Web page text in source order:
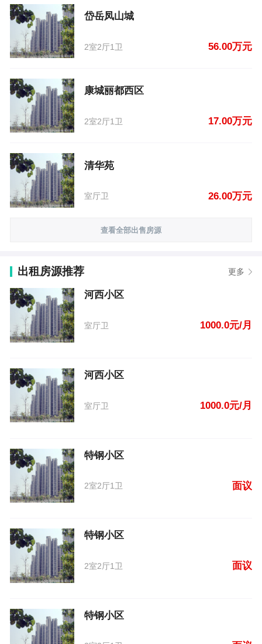
岱岳凤山城
2室2厅1卫 56.00万元
康城丽都西区
2室2厅1卫 17.00万元
清华苑
室厅卫 26.00万元
查看全部出售房源
出租房源推荐 更多
河西小区
室厅卫 1000.0元/月
河西小区
室厅卫 1000.0元/月
特钢小区
2室2厅1卫 面议
特钢小区
2室2厅1卫 面议
特钢小区